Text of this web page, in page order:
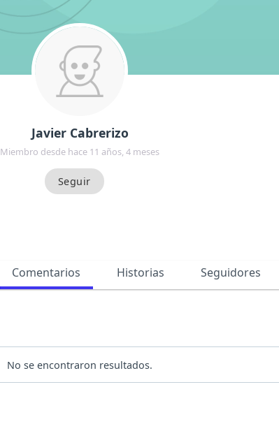
Javier Cabrerizo
Miembro desde hace 11 años, 4 meses
Comentarios Historias Seguidores
No se encontraron resultados.